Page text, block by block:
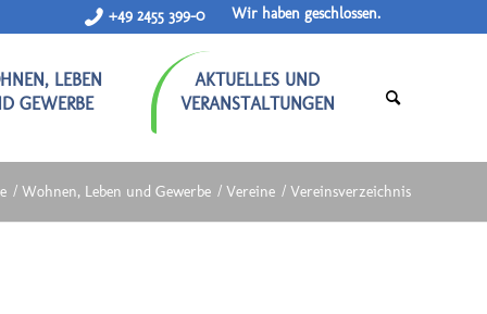
+49 2455 399-0 Wir haben geschlossen.
LEBEN
GEWERBE
AKTUELLES UND
VERANSTALTUNGEN
/ Wohnen, Leben und Gewerbe / Vereine / Vereinsverzeichnis